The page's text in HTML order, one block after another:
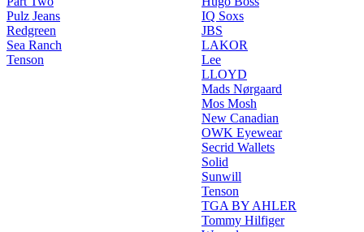
Pulz Jeans
Redgreen
Sea Ranch
Tenson
IQ Soxs
JBS
LAKOR
Lee
LLOYD
Mads Nørgaard
Mos Mosh
New Canadian
OWK Eyewear
Secrid Wallets
Solid
Sunwill
Tenson
TGA BY AHLER
Tommy Hilfiger